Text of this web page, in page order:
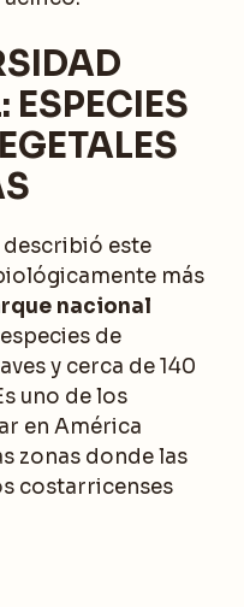
ESPECIES
este
más
nacional
de
y cerca de 140
uno de los
en América
zonas donde las
costarricenses